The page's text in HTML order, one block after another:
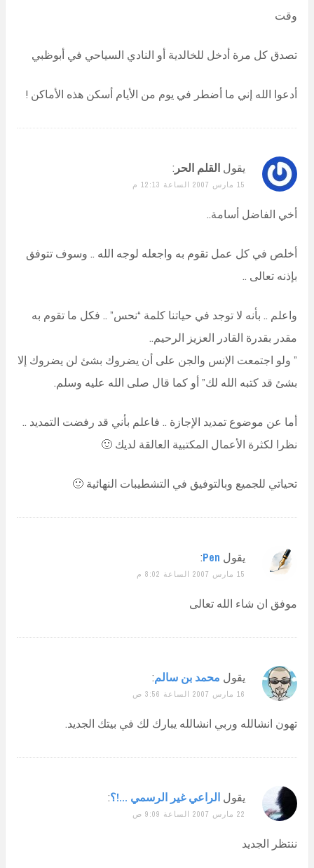
وقت
تصدق كل مرة أدخل للخالدية أو النادي السياحي في أبوظبي
أدعوا الله إني ما أضطر في يوم من الأيام أسكن هذه الأماكن !
يقول القلم الحر :
15 مارس 2007 الساعة 12:13 م
أخي الفاضل أسامة..
أخلص في كل عمل تقوم به واجعله لوجه الله .. وسوف تتوفق
بإذنه تعالى ..
واعلم .. بأنه لا توجد في حياتنا كلمة “نحس” .. فكل ما تقوم به
مقدر بقدرة القادر العزيز الرحيم..
” ولو اجتمعت الإنس والجن على أن يضروك بشئ لن يضروك إلا
بشئ قد كتبه الله لك” أو كما قال صلى الله عليه وسلم.
أما عن موضوع تمديد الإجازة .. فاعلم بأني قد رفضت التمديد ..
نظرا لكثرة الأعمال المكتبية العالقة لديك 🙂
تحياتي للجميع وبالتوفيق في التشطيبات النهائية 🙂
يقول Pen
:
15 مارس 2007 الساعة 8:02 م
موفق ان شاء الله تعالى
يقول محمد بن سالم:
16 مارس 2007 الساعة 3:56 ص
تهون انشالله وربي انشالله يبارك لك في بيتك الجديد.
يقول الراعي غير الرسمي ...!؟:
22 مارس 2007 الساعة 9:09 ص
ننتظر الجديد